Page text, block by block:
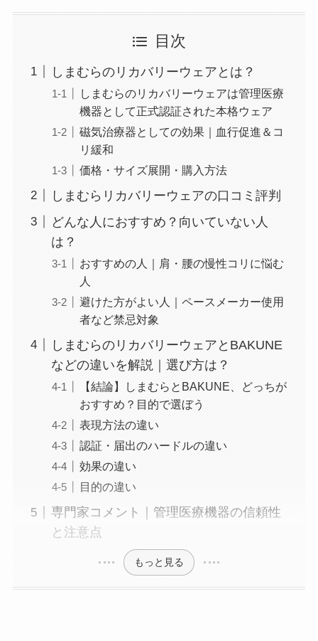
目次
しまむらのリカバリーウェアとは？
しまむらのリカバリーウェアは管理医療
機器として正式認証された本格ウェア
磁気治療器としての効果｜血行促進＆コ
リ緩和
価格・サイズ展開・購入方法
しまむらリカバリーウェアの口コミ評判
どんな人におすすめ？向いていない人
は？
おすすめの人｜肩・腰の慢性コリに悩む
人
避けた方がよい人｜ペースメーカー使用
者など禁忌対象
しまむらのリカバリーウェアとBAKUNE
などの違いを解説｜選び方は？
【結論】しまむらとBAKUNE、どっちが
おすすめ？目的で選ぼう
表現方法の違い
認証・届出のハードルの違い
効果の違い
目的の違い
専門家コメント｜管理医療機器の信頼性
と注意点
もっと見る